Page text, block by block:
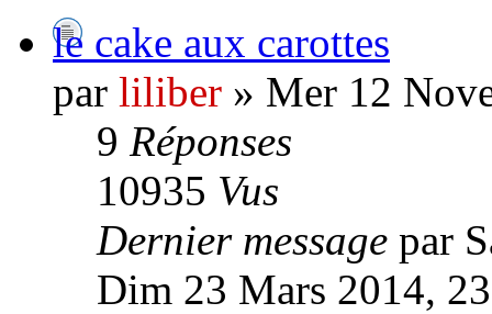
le cake aux carottes
par liliber » Mer 12
9 Réponses
10935 Vus
Dernier message par
Dim 23 Mars 2014,